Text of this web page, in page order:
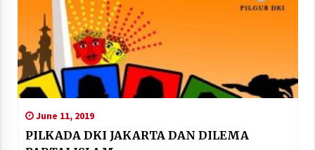
June 11, 2019
PILKADA DKI JAKARTA DAN DILEMA